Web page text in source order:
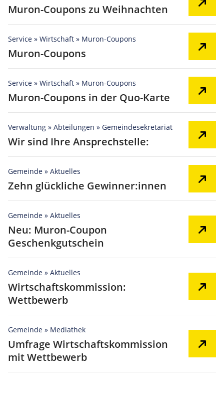
Muron-Coupons zu Weihnachten
Service » Wirtschaft » Muron-Coupons
Muron-Coupons
Service » Wirtschaft » Muron-Coupons
Muron-Coupons in der Quo-Karte
Verwaltung » Abteilungen » Gemeindesekretariat
Wir sind Ihre Ansprechstelle:
Gemeinde » Aktuelles
Zehn glückliche Gewinner:innen
Gemeinde » Aktuelles
Neu: Muron-Coupon
Geschenkgutschein
Gemeinde » Aktuelles
Wirtschaftskommission:
Wettbewerb
Gemeinde » Mediathek
Umfrage Wirtschaftskommission
mit Wettbewerb